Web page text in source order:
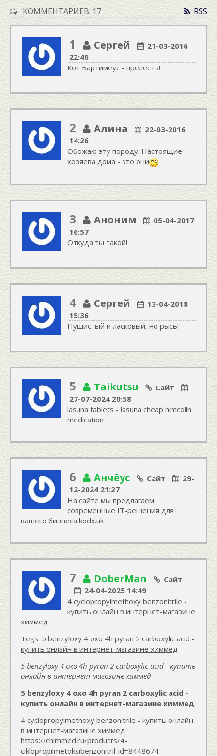
КОММЕНТАРИЕВ: 17 RSS
1 Сергей
21-03-2016
22:46
Кот Бартимеус - прелесть!
2 Алина
22-03-2016
14:26
Обожаю эту породу. Настоящие
хозяева дома - это они
3 Аноним
05-04-2017
16:57
Откуда ты такой!
4 Сергей
13-04-2018
15:36
Пушистый и ласковый, но рысь!
5 Taikutsu
Сайт
27-07-2024 20:58
lasuna tablets - lasuna cheap himcolin
medication
6 Анчёус Сайт
29-
12-2024 21:27
На сайте мы предлагаем
современные IT-решения для
вашего бизнеса kodx.uk
7 DoberMan
Сайт
24-04-2025 14:49
4 cyclopropylmethoxy benzonitrile -
купить онлайн в интернет-магазине
химмед
Tegs: 5 benzyloxy 4 oxo 4h pyran 2 carboxylic acid -
купить онлайн в интернет-магазине химмед
5 benzyloxy 4 oxo 4h pyran 2 carboxylic acid - купить
онлайн в интернет-магазине химмед
5 benzyloxy 4 oxo 4h pyran 2 carboxylic acid -
купить онлайн в интернет-магазине химмед
4 cyclopropylmethoxy benzonitrile - купить онлайн
в интернет-магазине химмед
https://chimmed.ru/products/4-
ciklopropilmetoksibenzonitril-id=8448674